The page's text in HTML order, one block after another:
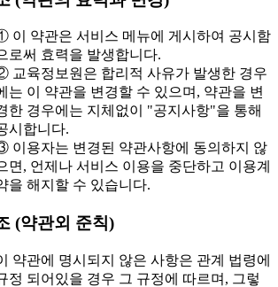
이 약관은 서비스 메뉴에 게시하여 공시함
로써 효력을 발생합니다.
교육정보원은 합리적 사유가 발생한 경우
는 이 약관을 변경할 수 있으며, 약관을 변
한 경우에는 지체없이 "공지사항"을 통해
시합니다.
이용자는 변경된 약관사항에 동의하지 않
면, 언제나 서비스 이용을 중단하고 이용계
을 해지할 수 있습니다.
(약관외 준칙)
약관에 명시되지 않은 사항은 관계 법령에
정 되어있을 경우 그 규정에 따르며, 그렇